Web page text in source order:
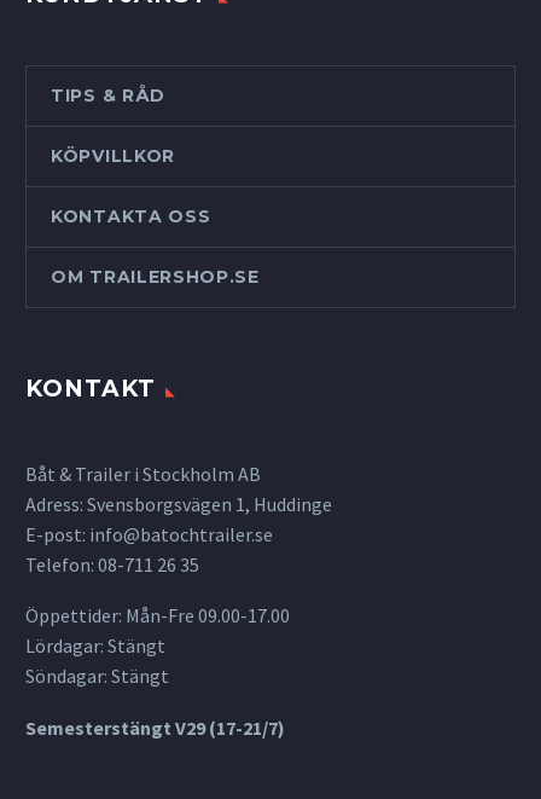
TIPS & RÅD
KÖPVILLKOR
KONTAKTA OSS
OM TRAILERSHOP.SE
KONTAKT
Båt & Trailer i Stockholm AB
Adress: Svensborgsvägen 1, Huddinge
E-post: info@batochtrailer.se
Telefon: 08-711 26 35
Öppettider: Mån-Fre 09.00-17.00
Lördagar: Stängt
Söndagar: Stängt
Semesterstängt V29 (17-21/7)